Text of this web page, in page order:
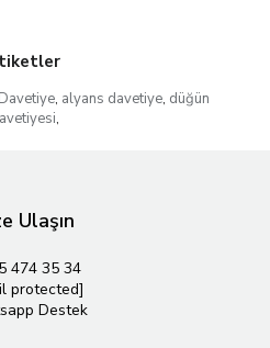
, alyans davetiye, düğün
,
Ulaşın
474 35 34
protected]
Destek